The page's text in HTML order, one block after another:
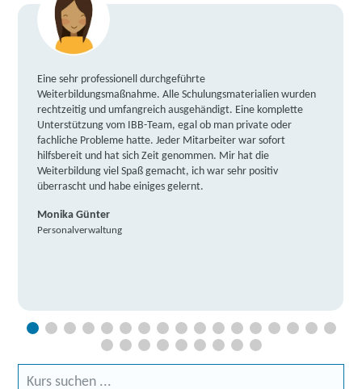
Eine sehr professionell durchgeführte
Weiterbildungsmaßnahme. Alle Schulungsmaterialien wurden
rechtzeitig und umfangreich ausgehändigt. Eine komplette
Unterstützung vom IBB-Team, egal ob man private oder
fachliche Probleme hatte. Jeder Mitarbeiter war sofort
hilfsbereit und hat sich Zeit genommen. Mir hat die
Weiterbildung viel Spaß gemacht, ich war sehr positiv
überrascht und habe einiges gelernt.
Monika Günter
Personalverwaltung